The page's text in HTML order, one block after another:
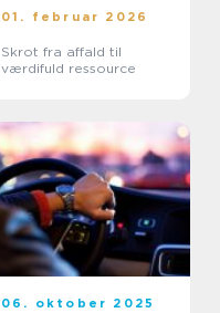
01. februar 2026
Skrot fra affald til
værdifuld ressource
06. oktober 2025